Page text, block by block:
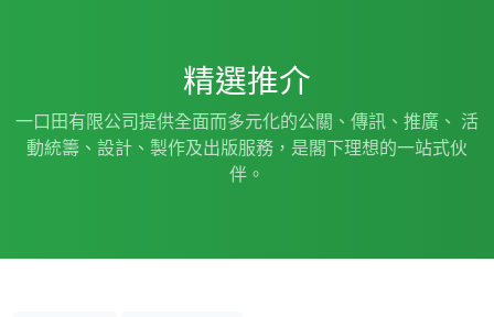
精選推介
一口田有限公司提供全面而多元化的公關、傳訊、推廣、 活
動統籌、設計、製作及出版服務，是閣下理想的一站式伙
伴。